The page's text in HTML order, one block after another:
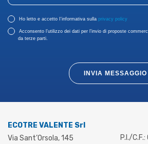
Ho letto e accetto I'informativa sulla privacy policy
Acconsento l’utilizzo dei dati per l’invio di proposte
da terze parti.
INVIA MESSAGGIO
ECOTRE VALENTE Srl
Via Sant’Orsola, 145
P.I./